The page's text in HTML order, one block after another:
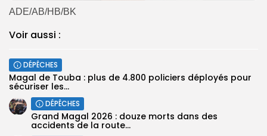
ADE/AB/HB/BK
Voir aussi :
DÉPÊCHES
Magal de Touba : plus de 4.800 policiers déployés pour
sécuriser les...
DÉPÊCHES
Grand Magal 2026 : douze morts dans des
accidents de la route...